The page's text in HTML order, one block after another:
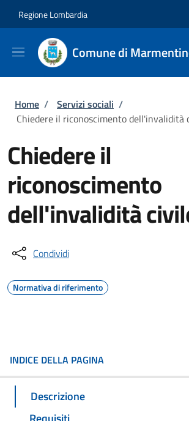
Regione Lombardia
Comune di
Briciole di pane
Home / Servizi sociali /
Chiedere il riconoscimento dell'invalidità
Chiedere il
riconoscimento
dell'invalidità
Condividi
Normativa di riferimento
INDICE DELLA PAGINA
Descrizione